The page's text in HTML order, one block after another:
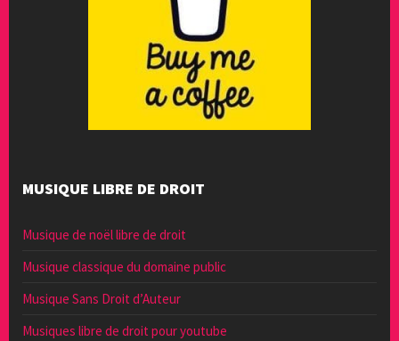
MUSIQUE LIBRE DE DROIT
Musique de noël libre de droit
Musique classique du domaine public
Musique Sans Droit d’Auteur
Musiques libre de droit pour youtube